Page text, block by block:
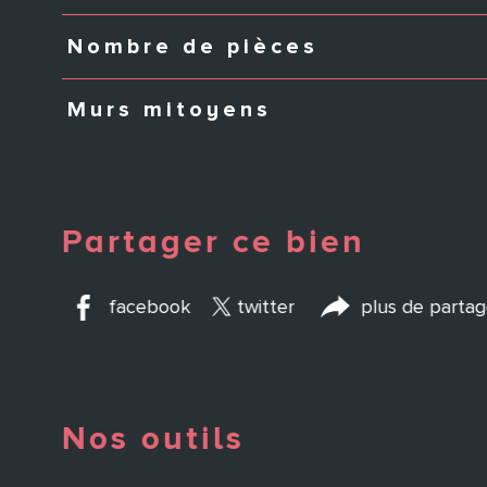
Nombre de pièces
Murs mitoyens
Partager ce bien
facebook twitter plus de
Nos outils